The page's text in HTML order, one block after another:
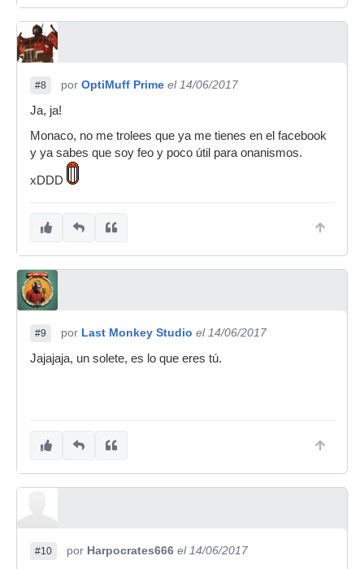
#8 por OptiMuff Prime el 14/06/2017
Ja, ja!
Monaco, no me trolees que ya me tienes en el facebook
y ya sabes que soy feo y poco útil para onanismos.
xDDD
#9 por Last Monkey Studio el 14/06/2017
Jajajaja, un solete, es lo que eres tú.
#10 por Harpocrates666 el 14/06/2017